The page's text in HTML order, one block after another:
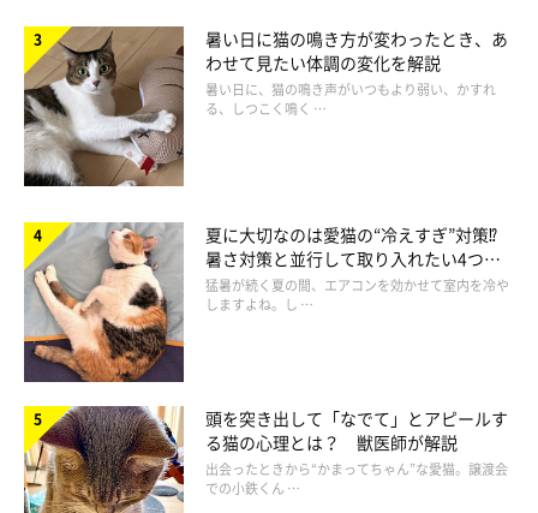
一気食いを防止する
暑い日に猫の鳴き方が変わったとき、あ
わせて見たい体調の変化を解説
暑い日に、猫の鳴き声がいつもより弱い、かすれ
る、しつこく鳴く …
夏に大切なのは愛猫の“冷えすぎ”対策⁉
暑さ対策と並行して取り入れたい4つの
工夫
猛暑が続く夏の間、エアコンを効かせて室内を冷や
しますよね。し …
頭を突き出して「なでて」とアピールす
る猫の心理とは？ 獣医師が解説
出会ったときから“かまってちゃん”な愛猫。譲渡会
での小鉄くん …